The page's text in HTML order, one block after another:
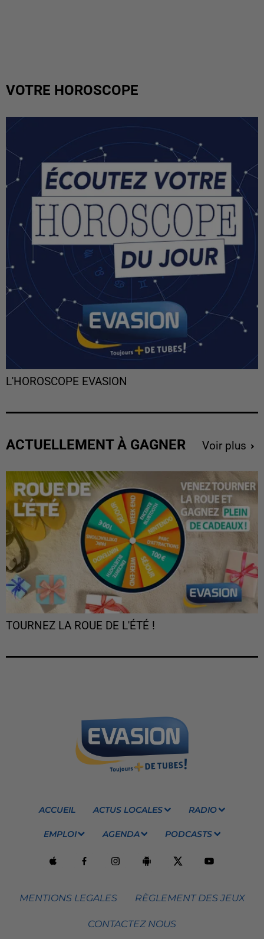
VOTRE HOROSCOPE
L'HOROSCOPE EVASION
ACTUELLEMENT À GAGNER Voir plus
TOURNEZ LA ROUE DE L'ÉTÉ !
ACCUEIL ACTUS LOCALES RADIO
EMPLOI AGENDA PODCASTS
MENTIONS LEGALES RÈGLEMENT DES JEUX
CONTACTEZ NOUS